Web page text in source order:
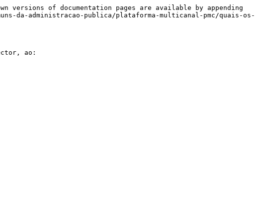
of documentation pages are available by appending
da-administracao-publica/plataforma-multicanal-pmc/quais-os-
ao: